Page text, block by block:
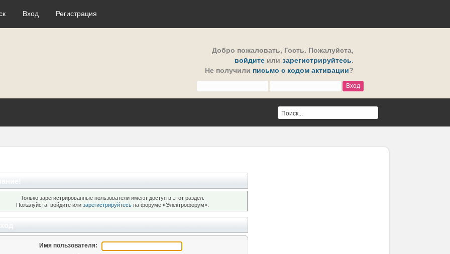
Вход Регистрация
Добро пожаловать, Гость. Пожалуйста,
войдите или зарегистрируйтесь.
Не получили письмо с кодом активации?
Только зарегистрированные пользователи имеют доступ в этот раздел.
Пожалуйста, войдите или зарегистрируйтесь на форуме «Электрофорум».
Имя пользователя: